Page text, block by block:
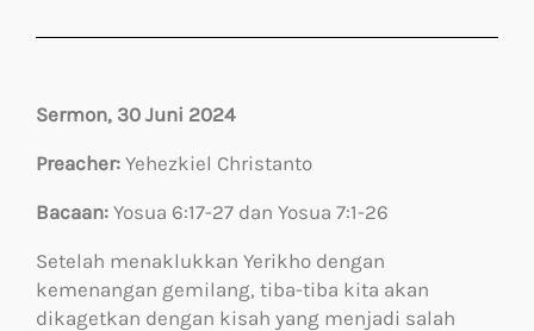
Sermon, 30 Juni 2024
Preacher: Yehezkiel Christanto
Bacaan: Yosua 6:17-27 dan Yosua 7:1-26
Setelah menaklukkan Yerikho dengan
kemenangan gemilang, tiba-tiba kita akan
dikagetkan dengan kisah yang menjadi salah